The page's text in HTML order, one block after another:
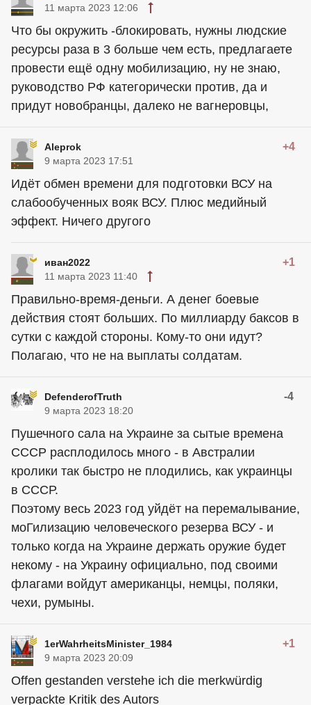
11 марта 2023 12:06
Что бы окружить -блокировать, нужны людские
ресурсы раза в 3 больше чем есть, предлагаете
провести ещё одну мобилизацию, ну не знаю,
руководство РФ категорически против, да и
придут новобранцы, далеко не вагнеровцы,
Aleprok +4
9 марта 2023 17:51
Идёт обмен времени для подготовки ВСУ на
слабообученных вояк ВСУ. Плюс медийный
эффект. Ничего другого
иван2022 +1
11 марта 2023 11:40
Правильно-время-деньги. А денег боевые
действия стоят больших. По миллиарду баксов в
сутки с каждой стороны. Кому-то они идут?
Полагаю, что не на выплаты солдатам.
DefenderofTruth -4
9 марта 2023 18:20
Пушечного сала на Украине за сытые времена
СССР расплодилось много - в Австралии
кролики так быстро не плодились, как украинцы
в СССР.
Поэтому весь 2023 год уйдёт на перемалывание,
моГилизацию человеческого резерва ВСУ - и
только когда на Украине держать оружие будет
некому - на Украину официально, под своими
флагами войдут американцы, немцы, поляки,
чехи, румыны.
1erWahrheitsMinister_1984 +1
9 марта 2023 20:09
Offen gestanden verstehe ich die merkwürdig
verpackte Kritik des Autors